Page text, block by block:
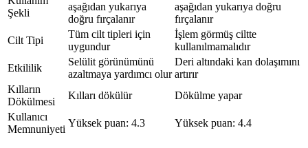
Şekli
aşağıdan yukarıya
doğru fırçalanır
aşağıdan yukarıya doğru
fırçalanır
Cilt Tipi
Tüm cilt tipleri için
uygundur
İşlem görmüş ciltte
kullanılmamalıdır
Etkililik
Selülit görünümünü
azaltmaya yardımcı olur
Deri altındaki kan dolaşımını
artırır
Kılların
Dökülmesi
Kılları dökülür
Dökülme yapar
Kullanıcı
Memnuniyeti
Yüksek puan: 4.3 Yüksek puan: 4.4